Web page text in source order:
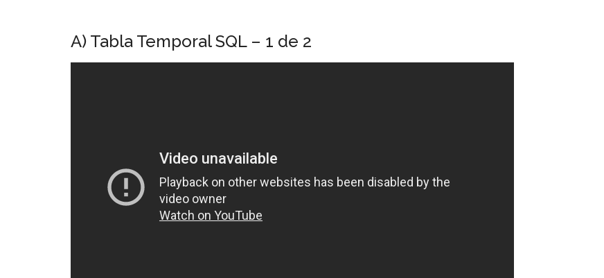
A) Tabla Temporal SQL – 1 de 2